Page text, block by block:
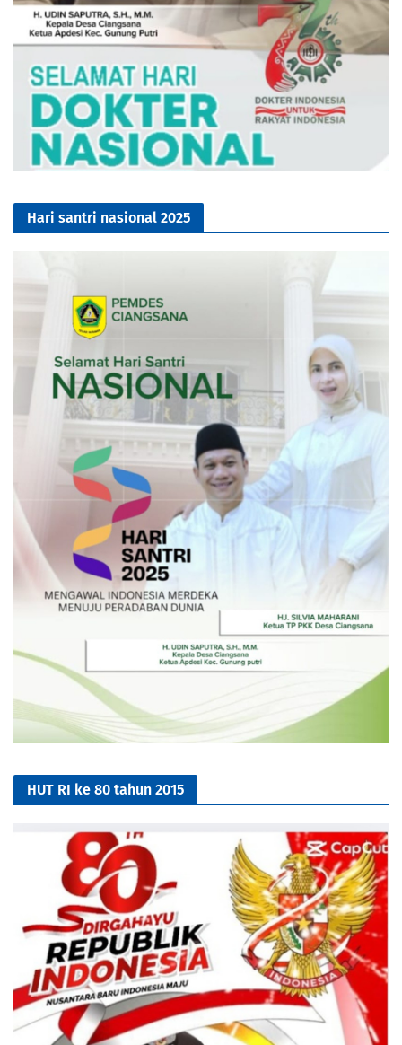
Hari santri nasional 2025
HUT RI ke 80 tahun 2015